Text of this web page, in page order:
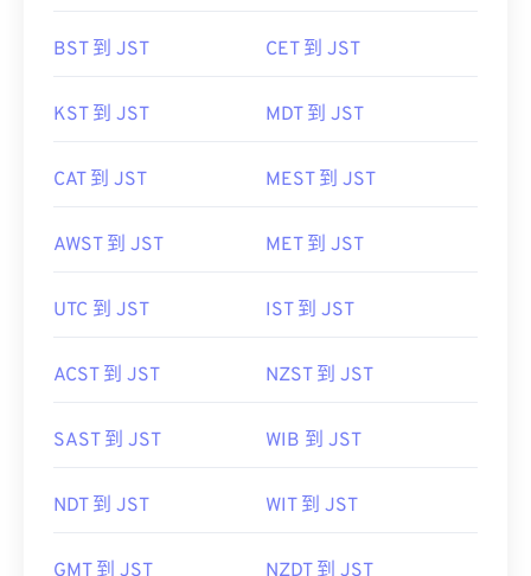
BST 到 JST CET 到 JST
KST 到 JST MDT 到 JST
CAT 到 JST MEST 到 JST
AWST 到 JST MET 到 JST
UTC 到 JST IST 到 JST
ACST 到 JST NZST 到 JST
SAST 到 JST WIB 到 JST
NDT 到 JST WIT 到 JST
GMT 到 JST NZDT 到 JST